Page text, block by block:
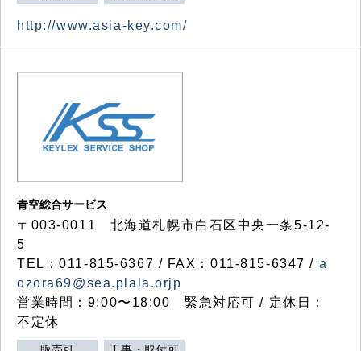
http://www.asia-key.com/
青空総合サービス
〒003-0011 北海道札幌市白石区中央一条5-12-
5
TEL：011-815-6367 / FAX：011-815-6347 / a
ozora69@sea.plala.orjp
営業時間：9:00〜18:00 緊急対応可 / 定休日：
不定休